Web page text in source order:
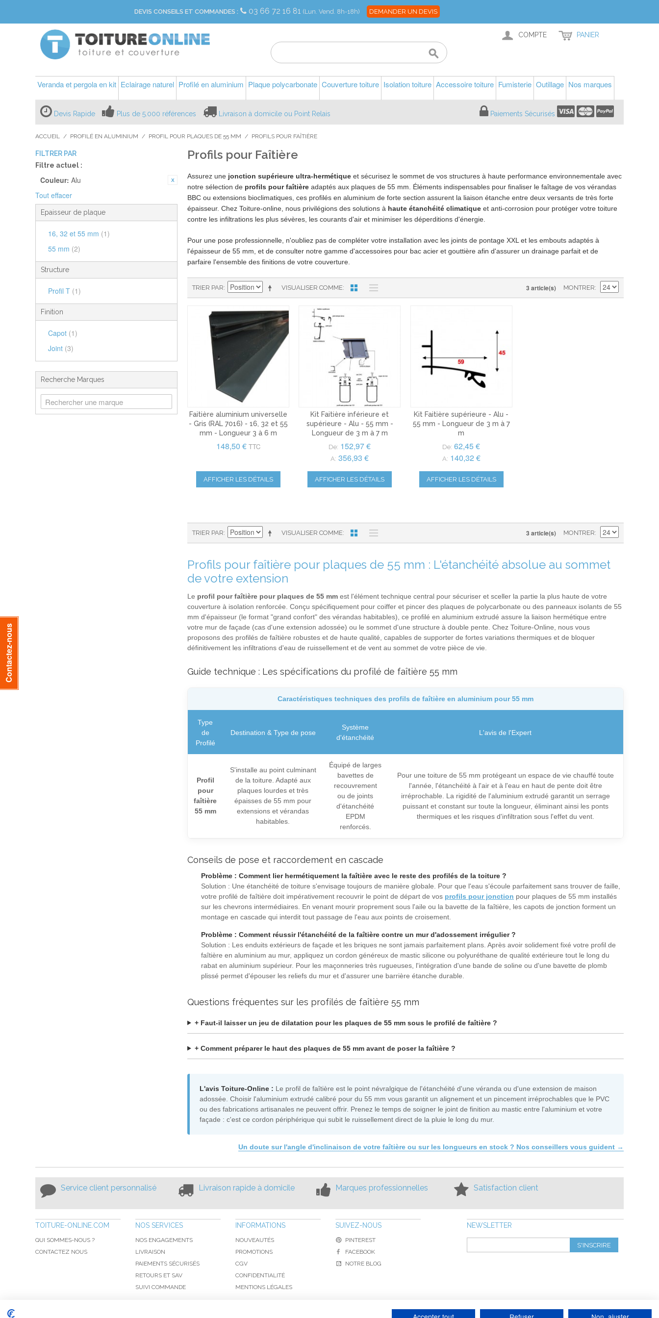
DEVIS CONSEILS ET COMMANDES : 03 66 72 16 81 (Lun. Vend. 8h-18h) DEMANDER UN DEVIS
COMPTE PANIER
Veranda et pergola en kit Eclairage naturel Profilé en aluminium Plaque polycarbonate Couverture toiture Isolation toiture Accessoire toiture Fumisterie Outillage Nos marques
Devis Rapide Plus de 5.000 références Livraison à domicile ou Point Relais Paiements Sécurisés
ACCUEIL / PROFILÉ EN ALUMINIUM / PROFIL POUR PLAQUES DE 55 MM / PROFILS POUR FAÎTIÈRE
Profils pour Faîtière
Assurez une jonction supérieure ultra-hermétique et sécurisez le sommet de vos structures à haute performance environnementale avec
notre sélection de profils pour faîtière adaptés aux plaques de 55 mm. Éléments indispensables pour finaliser le faîtage de vos vérandas
BBC ou extensions bioclimatiques, ces profilés en aluminium de forte section assurent la liaison étanche entre deux versants de très forte
épaisseur. Chez Toiture-online, nous privilégions des solutions à haute étanchéité climatique et anti-corrosion pour protéger votre toiture
contre les infiltrations les plus sévères, les courants d'air et minimiser les déperditions d'énergie.
Pour une pose professionnelle, n'oubliez pas de compléter votre installation avec les joints de pontage XXL et les embouts adaptés à
l'épaisseur de 55 mm, et de consulter notre gamme d'accessoires pour bac acier et gouttière afin d'assurer un drainage parfait et de
parfaire l'ensemble des finitions de votre couverture.
VISUALISER COMME
TRIER PAR 3 article(s) MONTRER
Faitière aluminium universelle
- Gris (RAL 7016) - 16, 32 et 55
mm - Longueur 3 à 6 m
148,50 € TTC
AFFICHER LES DÉTAILS
Kit Faitière inférieure et
supérieure - Alu - 55 mm -
Longueur de 3 m à 7 m
De: 152,97 €
A: 356,93 €
AFFICHER LES DÉTAILS
Kit Faitière supérieure - Alu -
55 mm - Longueur de 3 m à 7
m
De: 62,45 €
A: 140,32 €
AFFICHER LES DÉTAILS
VISUALISER COMME
TRIER PAR 3 article(s) MONTRER
Profils pour faîtière pour plaques de 55 mm : L'étanchéité absolue au sommet
de votre extension
Le profil pour faîtière pour plaques de 55 mm est l'élément technique central pour sécuriser et sceller la partie la plus haute de votre
couverture à isolation renforcée. Conçu spécifiquement pour coiffer et pincer des plaques de polycarbonate ou des panneaux isolants de 55
mm d'épaisseur (le format "grand confort" des vérandas habitables), ce profilé en aluminium extrudé assure la liaison hermétique entre
votre mur de façade (cas d'une extension adossée) ou le sommet d'une structure à double pente. Chez Toiture-Online, nous vous
proposons des profilés de faîtière robustes et de haute qualité, capables de supporter de fortes variations thermiques et de bloquer
définitivement les infiltrations d'eau de ruissellement et de vent au sommet de votre pièce de vie.
Guide technique : Les spécifications du profilé de faîtière 55 mm
Caractéristiques techniques des profils de faîtière en aluminium pour 55 mm
Type
de
Profilé
Destination & Type de pose
Système
d'étanchéité
L'avis de l'Expert
Profil
pour
faîtière
55 mm
S'installe au point culminant
de la toiture. Adapté aux
plaques lourdes et très
épaisses de 55 mm pour
extensions et vérandas
habitables.
Équipé de larges
bavettes de
recouvrement
ou de joints
d'étanchéité
EPDM
renforcés.
Pour une toiture de 55 mm protégeant un espace de vie chauffé toute
l'année, l'étanchéité à l'air et à l'eau en haut de pente doit être
irréprochable. La rigidité de l'aluminium extrudé garantit un serrage
puissant et constant sur toute la longueur, éliminant ainsi les ponts
thermiques et les risques d'infiltration sous l'effet du vent.
Conseils de pose et raccordement en cascade
Problème : Comment lier hermétiquement la faîtière avec le reste des profilés de la toiture ?
Solution : Une étanchéité de toiture s'envisage toujours de manière globale. Pour que l'eau s'écoule parfaitement sans trouver de faille,
votre profilé de faîtière doit impérativement recouvrir le point de départ de vos profils pour jonction pour plaques de 55 mm installés
sur les chevrons intermédiaires. En venant mourir proprement sous l'aile ou la bavette de la faîtière, les capots de jonction forment un
montage en cascade qui interdit tout passage de l'eau aux points de croisement.
Problème : Comment réussir l'étanchéité de la faîtière contre un mur d'adossement irrégulier ?
Solution : Les enduits extérieurs de façade et les briques ne sont jamais parfaitement plans. Après avoir solidement fixé votre profil de
faîtière en aluminium au mur, appliquez un cordon généreux de mastic silicone ou polyuréthane de qualité extérieure tout le long du
rabat en aluminium supérieur. Pour les maçonneries très rugueuses, l'intégration d'une bande de soline ou d'une bavette de plomb
plissé permet d'épouser les reliefs du mur et d'assurer une barrière étanche durable.
Questions fréquentes sur les profilés de faîtière 55 mm
+ Faut-il laisser un jeu de dilatation pour les plaques de 55 mm sous le profilé de faîtière ?
+ Comment préparer le haut des plaques de 55 mm avant de poser la faîtière ?
L'avis Toiture-Online : Le profil de faîtière est le point névralgique de l'étanchéité d'une véranda ou d'une extension de maison
adossée. Choisir l'aluminium extrudé calibré pour du 55 mm vous garantit un alignement et un pincement irréprochables que le PVC
ou des fabrications artisanales ne peuvent offrir. Prenez le temps de soigner le joint de finition au mastic entre l'aluminium et votre
façade : c'est ce cordon périphérique qui subit le ruissellement direct de la pluie le long du mur.
Un doute sur l'angle d'inclinaison de votre faîtière ou sur les longueurs en stock ? Nos conseillers vous guident →
FILTRER PAR
Filtre actuel :
Couleur: Alu
Tout effacer
Epaisseur de plaque
16, 32 et 55 mm (1)
55 mm (2)
Structure
Profil T (1)
Finition
Capot (1)
Joint (3)
Recherche Marques
Service client personnalisé Livraison rapide à domicile Marques professionnelles Satisfaction client
NEWSLETTER
S'INSCRIRE
TOITURE-ONLINE.COM
QUI SOMMES-NOUS ?
CONTACTEZ NOUS
NOS SERVICES
NOS ENGAGEMENTS
LIVRAISON
PAIEMENTS SÉCURISÉS
RETOURS ET SAV
SUIVI COMMANDE
INFORMATIONS
NOUVEAUTÉS
PROMOTIONS
CGV
CONFIDENTIALITÉ
MENTIONS LÉGALES
SUIVEZ-NOUS
PINTEREST
FACEBOOK
NOTRE BLOG
Contactez-nous